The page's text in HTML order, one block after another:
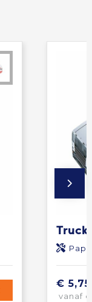
€ 5,75
vanaf